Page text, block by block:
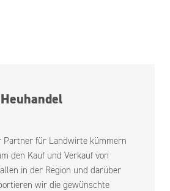
Partner für Landwirte kümmern
den Kauf und Verkauf von
in der Region und darüber
wir die gewünschte